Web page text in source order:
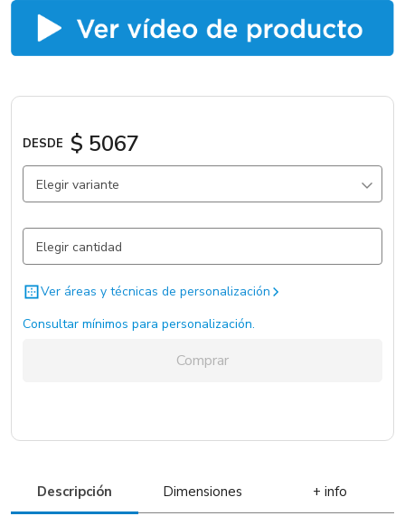
DESDE $ 5067
Elegir variante
Negro / Negro / . 3012 un.
Rojo / Rojo / . 2920 un.
Blanco / Blanco / .
Ver áreas y técnicas de personalización
Consultar mínimos para personalización.
Comprar
Descripción Dimensiones + info